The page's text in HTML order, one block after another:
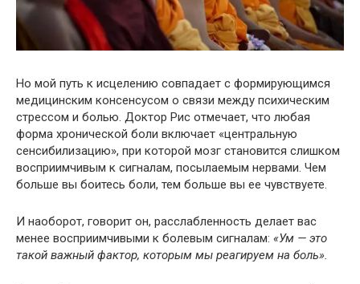
Но мой путь к исцелению совпадает с формирующимся
медицинским консенсусом о связи между психическим
стрессом и болью. Доктор Рис отмечает, что любая
форма хронической боли включает «центральную
сенсибилизацию», при которой мозг становится слишком
восприимчивым к сигналам, посылаемым нервами. Чем
больше вы боитесь боли, тем больше вы ее чувствуете.
И наоборот, говорит он, расслабленность делает вас
менее восприимчивыми к болевым сигналам: «Ум — это
такой важный фактор, которым мы реагируем на боль».